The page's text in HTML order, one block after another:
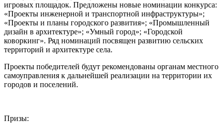
игровых площадок. Предложены новые номинации конкурса:
«Проекты инженерной и транспортной инфраструктуры»;
«Проекты и планы городского развития»; «Промышленный
дизайн в архитектуре»; «Умный город»; «Городской
коворкинг». Ряд номинаций посвящен развитию сельских
территорий и архитектуре села.
Проекты победителей будут рекомендованы органам местного
самоуправления к дальнейшей реализации на территории их
городов и поселений.
Призы: